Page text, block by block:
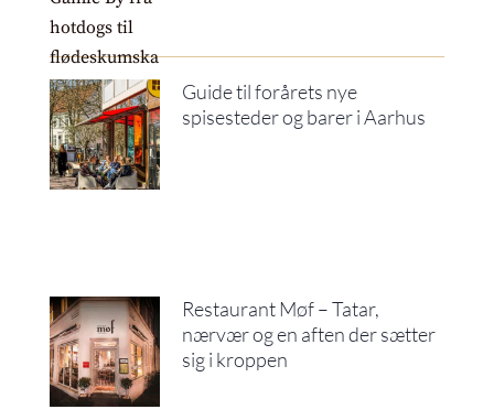
Guide til forårets nye
spisesteder og barer i Aarhus
Restaurant Møf – Tatar,
nærvær og en aften der sætter
sig i kroppen